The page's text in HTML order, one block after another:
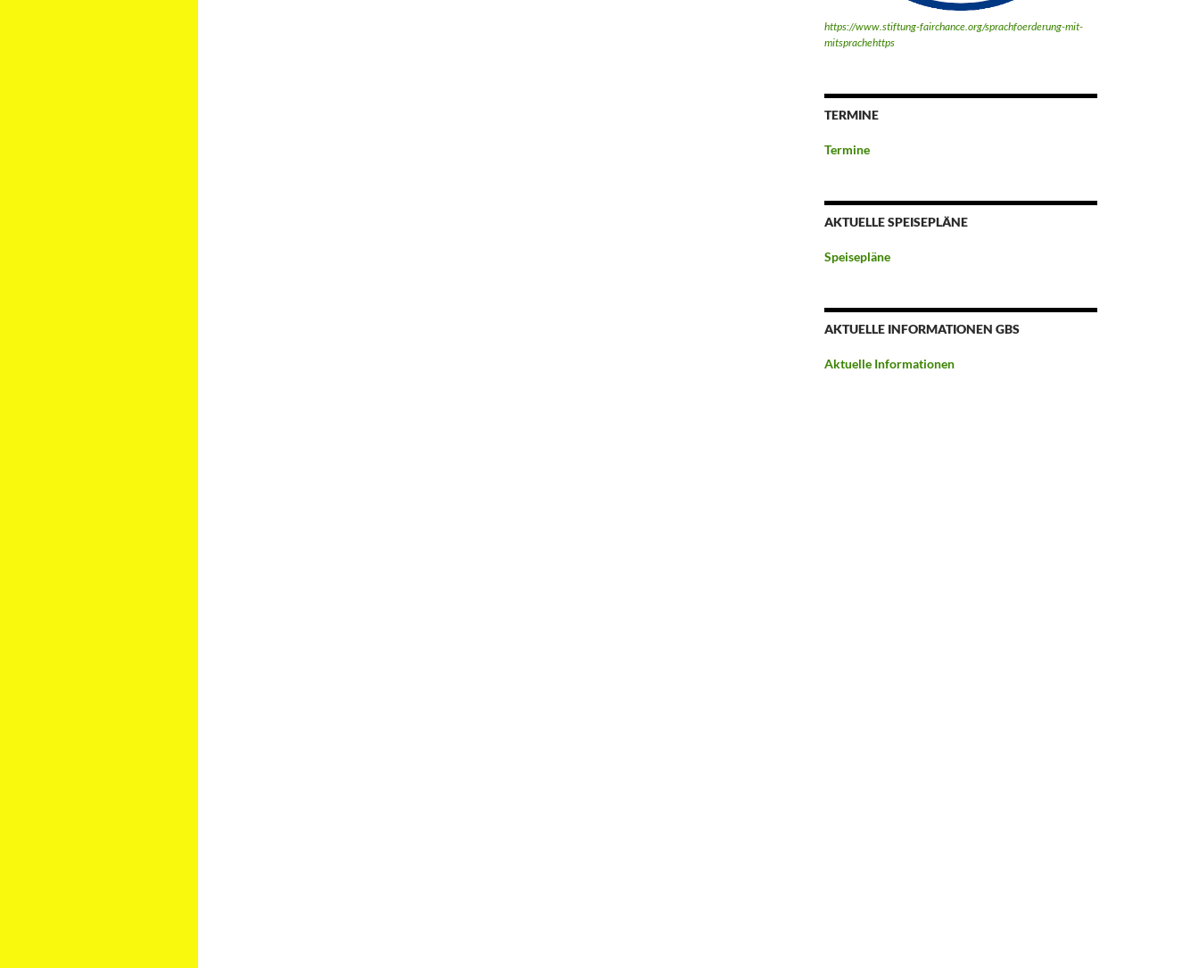
https://www.stiftung-fairchance.org/sprachfoerderung-mit-
mitsprachehttps
TERMINE
Termine
AKTUELLE SPEISEPLÄNE
Speisepläne
AKTUELLE INFORMATIONEN GBS
Aktuelle Informationen